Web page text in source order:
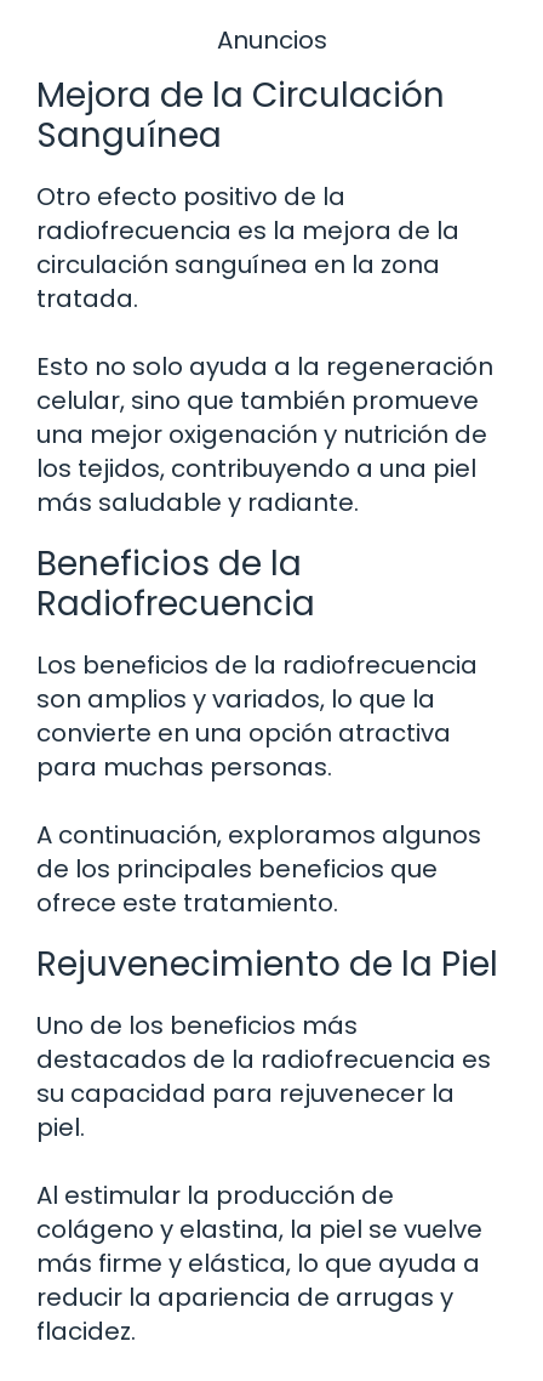
Anuncios
Mejora de la Circulación
Sanguínea
Otro efecto positivo de la
radiofrecuencia es la mejora de la
circulación sanguínea en la zona
tratada.
Esto no solo ayuda a la regeneración
celular, sino que también promueve
una mejor oxigenación y nutrición de
los tejidos, contribuyendo a una piel
más saludable y radiante.
Beneficios de la
Radiofrecuencia
Los beneficios de la radiofrecuencia
son amplios y variados, lo que la
convierte en una opción atractiva
para muchas personas.
A continuación, exploramos algunos
de los principales beneficios que
ofrece este tratamiento.
Rejuvenecimiento de la Piel
Uno de los beneficios más
destacados de la radiofrecuencia es
su capacidad para rejuvenecer la
piel.
Al estimular la producción de
colágeno y elastina, la piel se vuelve
más firme y elástica, lo que ayuda a
reducir la apariencia de arrugas y
flacidez.